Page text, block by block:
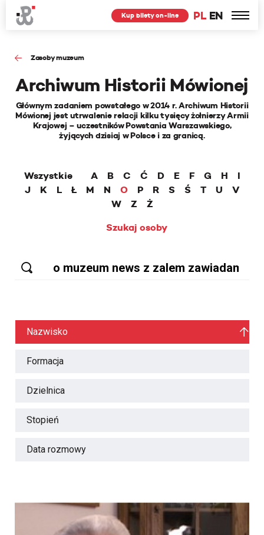
PL EN
Kup bilety on-line
Zasoby muzeum
Archiwum Historii Mówionej
Głównym zadaniem powstałego w 2014 r. Archiwum Historii
Mówionej jest utrwalenie relacji kilku tysięcy żołnierzy Armii
Krajowej – uczestników Powstania Warszawskiego,
żyjących dzisiaj w Polsce i za granicą.
Wszystkie A B C Ć D E F G H
I
J
K L Ł M N O P R S Ś T U
V
W
Z
Ż
Szukaj osoby
Nazwisko
Formacja
Dzielnica
Stopień
Data rozmowy